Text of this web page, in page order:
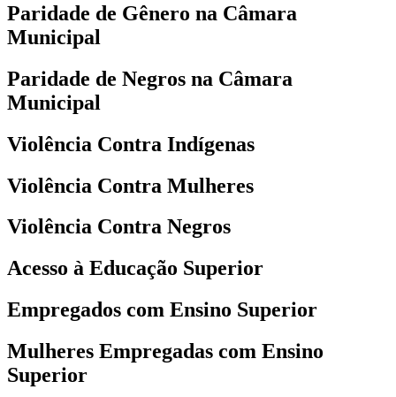
Paridade de Gênero na Câmara
Municipal
Paridade de Negros na Câmara
Municipal
Violência Contra Indígenas
Violência Contra Mulheres
Violência Contra Negros
Acesso à Educação Superior
Empregados com Ensino Superior
Mulheres Empregadas com Ensino
Superior